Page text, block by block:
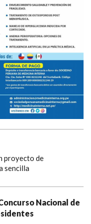
proyecto de
sencilla
Nacional de